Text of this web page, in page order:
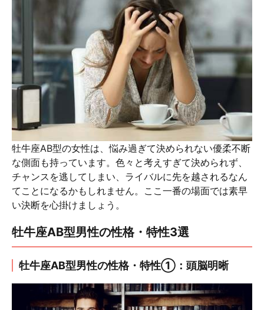
牡牛座AB型の女性は、悩み過ぎて決められない優柔不断
な側面も持っています。色々と考えすぎて決められず、
チャンスを逃してしまい、ライバルに先を越されるなん
てことになるかもしれません。ここ一番の場面では素早
い決断を心掛けましょう。
牡牛座AB型男性の性格・特性3選
牡牛座AB型男性の性格・特性①：頭脳明晰